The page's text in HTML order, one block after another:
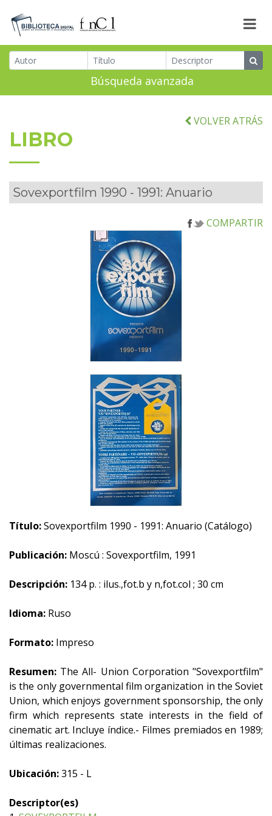
Búsqueda avanzada
VOLVER ATRÁS
LIBRO
Sovexportfilm 1990 - 1991: Anuario
COMPARTIR
Título:Sovexportfilm 1990 - 1991: Anuario (Catálogo)
Publicación: Moscú : Sovexportfilm, 1991
Descripción: 134 p. : ilus.,fot.b y n,fot.col ; 30 cm
Idioma: Ruso
Formato: Impreso
Resumen: The All- Union Corporation "Sovexportfilm"
is the only governmental film organization in the Soviet
Union, which enjoys government sponsorship, the only
firm which represents state interests in the field of
cinematic art. Incluye índice.- Filmes premiados en 1989;
últimas realizaciones.
Ubicación:315 - L
Descriptor(es)